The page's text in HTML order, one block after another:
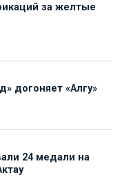
за желтые
догоняет «Алгу»
24 медали на